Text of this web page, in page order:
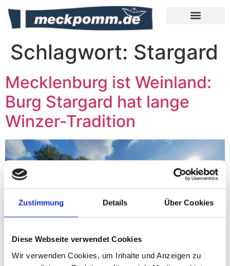
Zustimmung Details Über Cookies
Diese Webseite verwendet Cookies
Wir verwenden Cookies, um Inhalte und Anzeigen zu
Schlagwort: Stargard
Mecklenburg ist Weinland:
Burg Stargard hat lange
Winzer-Tradition